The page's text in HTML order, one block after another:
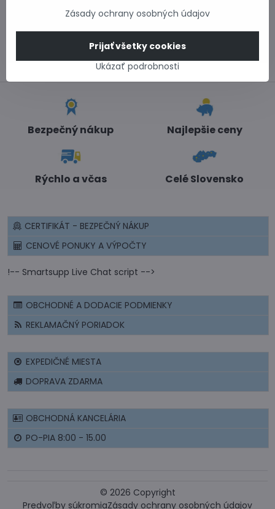
Informácie k objednávkam
info​@lacnestavanie​.sk
Bezpečný nákup Najlepšie ceny
Rýchlo a včas Celé Slovensko
CERTIFIKÁT - BEZPEČNÝ NÁKUP
CENOVÉ PONUKY A VÝPOČTY
!-- Smartsupp Live Chat script -->
OBCHODNÉ A DODACIE PODMIENKY
REKLAMAČNÝ PORIADOK
EXPEDIČNÉ MIESTA
DOPRAVA ZDARMA
OBCHODNÁ KANCELÁRIA
PO-PIA 8:00 - 15.00
© 2026 Copyright
Predvoľby súkromiaZásady ochrany osobných údajov
Zásady ochrany osobných údajov
Ukázať podrobnosti
Prijať všetky cookies